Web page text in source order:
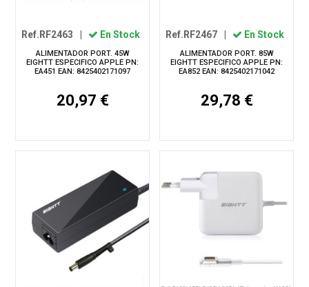
Ref.RF2463 En Stock
ALIMENTADOR PORT. 45W
EIGHTT ESPECIFICO APPLE PN:
EA451 EAN: 8425402171097
20,97 €
Ref.RF2467 En Stock
ALIMENTADOR PORT. 85W
EIGHTT ESPECIFICO APPLE PN:
EA852 EAN: 8425402171042
29,78 €